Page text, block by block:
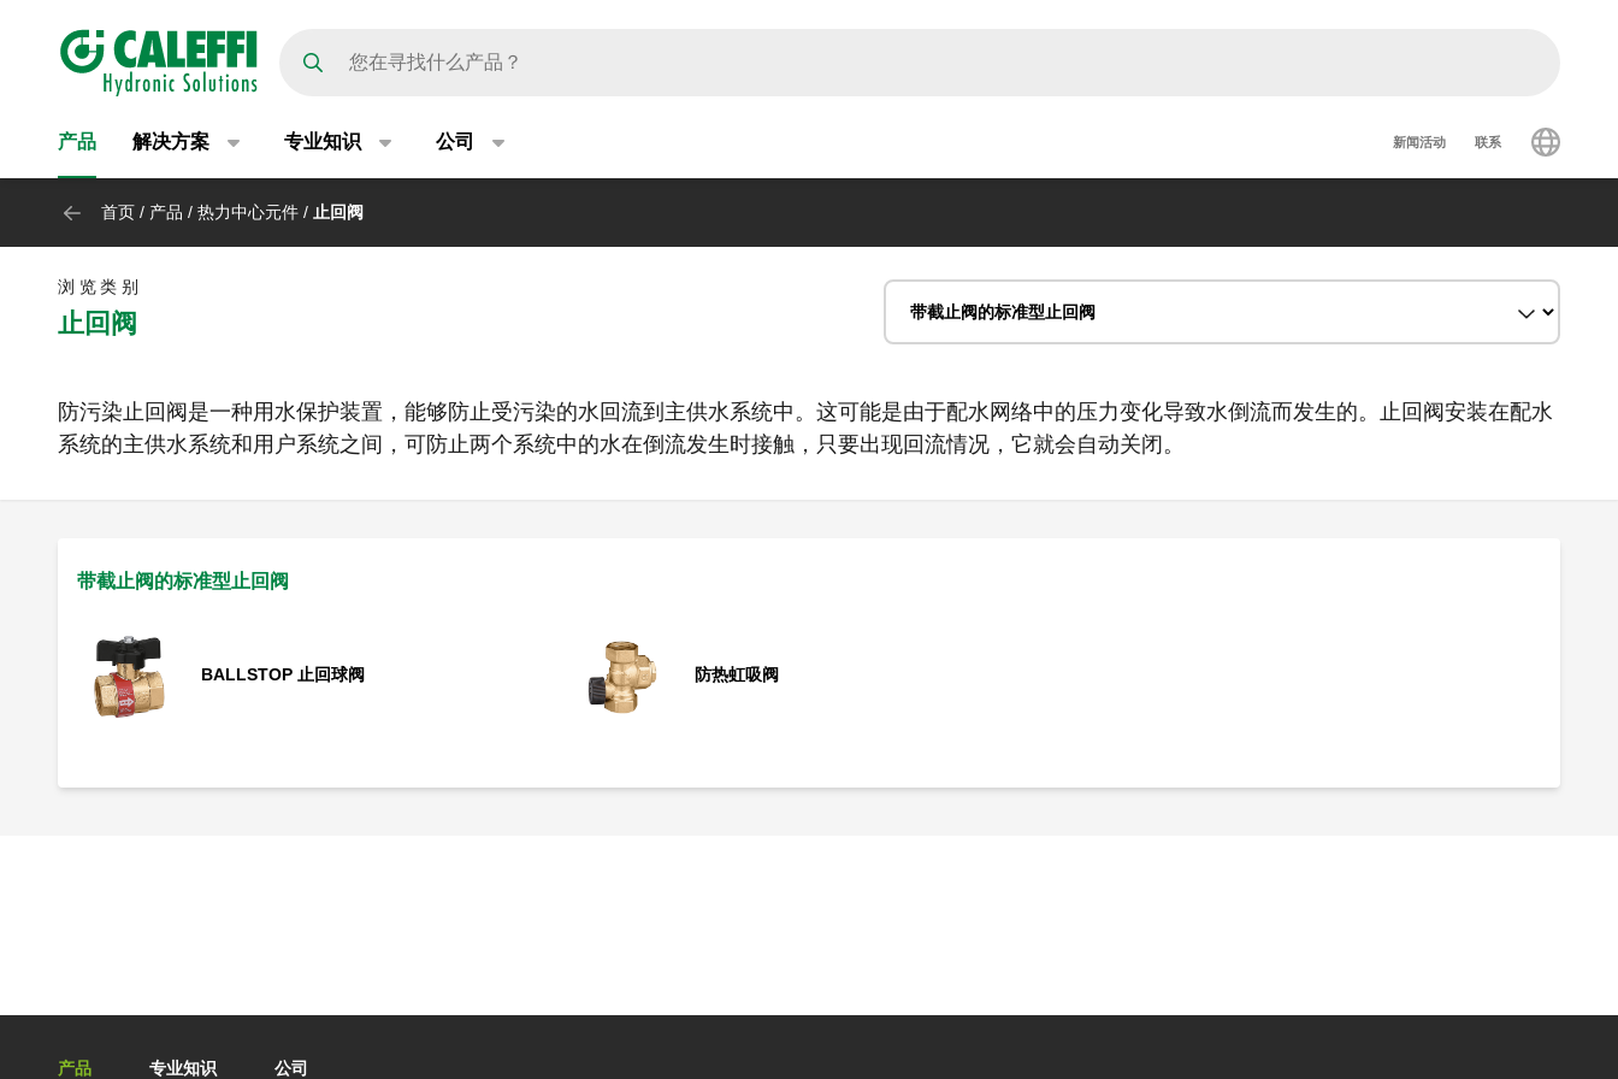
Main navigation
产品 解决方案 专业知识 公司 Secondary
新闻活动 联系
首页 / 产品 / 热力中心元件 / 止回阀
浏览类别
止回阀
防污染止回阀是一种用水保护装置，能够防止受污染的水回流到主供水系统中。这可能是由于配水网络中的压力变化导致水倒流而发生的。止回阀安装在配水
系统的主供水系统和用户系统之间，可防止两个系统中的水在倒流发生时接触，只要出现回流情况，它就会自动关闭。
带截止阀的标准型止回阀
BALLSTOP 止回球阀 防热虹吸阀
产品 专业知识 公司